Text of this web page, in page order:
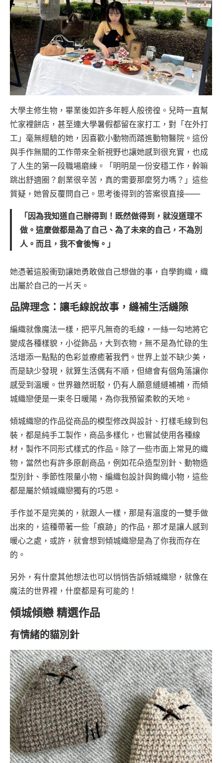
大學主修生物，畢業後如許多年輕人般徬徨。兒時一直幫
忙家裡餅店，甚至連大學暑假都留在家打工，對「在外打
工」毫無經驗的她，因喜歡小動物而踏進動物醫院。這份
與手作無關的工作帶來全新視野也讓她感到很充實，也成
了人生的第一段職場磨練。「明明是一份安穩工作，幹嘛
跳出舒適圈？創業很辛苦，真的需要那麼努力嗎？」這些
質疑，她曾反覆問自己。思考後得到的答案很直接——
「因為我知道自己辦得到！既然做得到，就沒道理不
做。這麼做都是為了自己、為了未來的自己，不為別
人。而且，我不會後悔。」
她憑著這股衝勁讓她勇敢做自己想做的事，自學鉤織，織
出屬於自己的一片天。
品牌理念：讓毛線說故事，縫補生活縫隙
編織就像魔法一樣，把平凡無奇的毛線，一絲一勾地將它
變成各種樣貌，小從飾品，大到衣物，無不是為忙碌的生
活增添一點點的色彩並療癒著我們。世界上並不缺少美，
而是缺少發現，就算生活偶有不順，但總會有個角落讓你
感受到溫暖。世界雖然斑駁，仍有人願意縫縫補補，而傾
城織戀便是一束冬日暖陽，為你我預留柔軟的天地。
傾城織戀的作品從商品的模型修改與設計、打樣毛線到包
裝，都是純手工製作，商品多樣化，也嘗試使用各種線
材，製作不同形式樣式的作品。除了一些市面上常見的織
物，當然也有許多原創商品，例如花朵造型別針、動物造
型別針、季節性限量小物、編織包設計與鉤織小物，這些
都是屬於傾城織戀獨有的巧思。
手作並不是完美的，就跟人一樣，那是有溫度的一雙手做
出來的，這種帶著一些「痕跡」的作品，那才是讓人感到
暖心之處，或許，就會想到傾城織戀是為了你我而存在
的。
另外，有什麼其他想法也可以悄悄告訴傾城織戀，就像在
魔法的世界裡，什麼都是有可能的！
傾城傾戀 精選作品
有情緒的貓別針